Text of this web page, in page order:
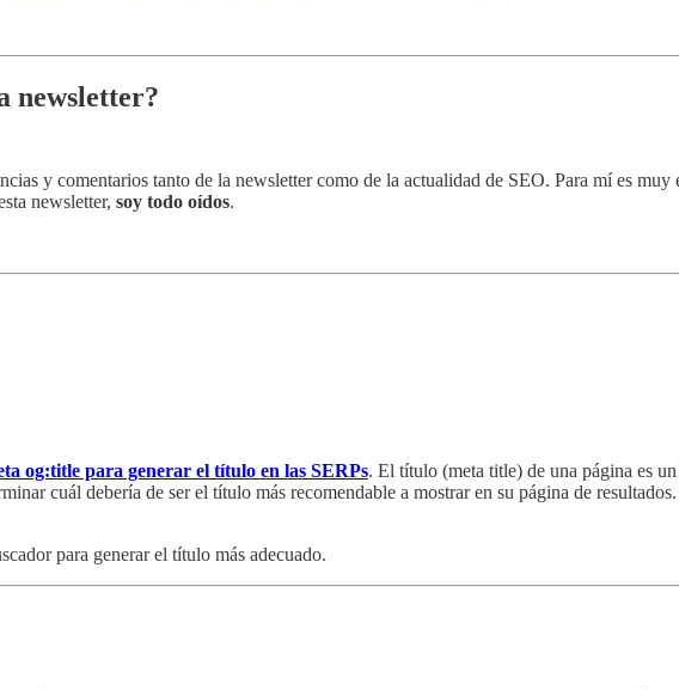
newsletter?
y comentarios tanto de la newsletter como de la actualidad de SEO. Para mí es
newsletter, soy todo oídos.
og:title para generar el título en las SERPs. El título (meta title) de una página es
cuál debería de ser el título más recomendable a mostrar en su página de
para generar el título más adecuado.